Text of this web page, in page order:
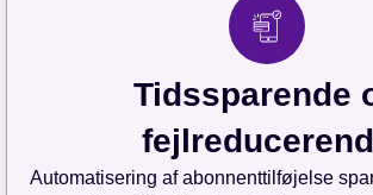
Tidssparende
Automatisering af abonnenttilføjelse